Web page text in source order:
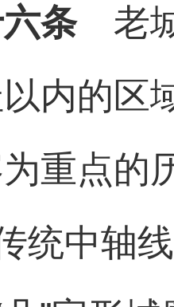
条老城
内的区
重点的
统中轴